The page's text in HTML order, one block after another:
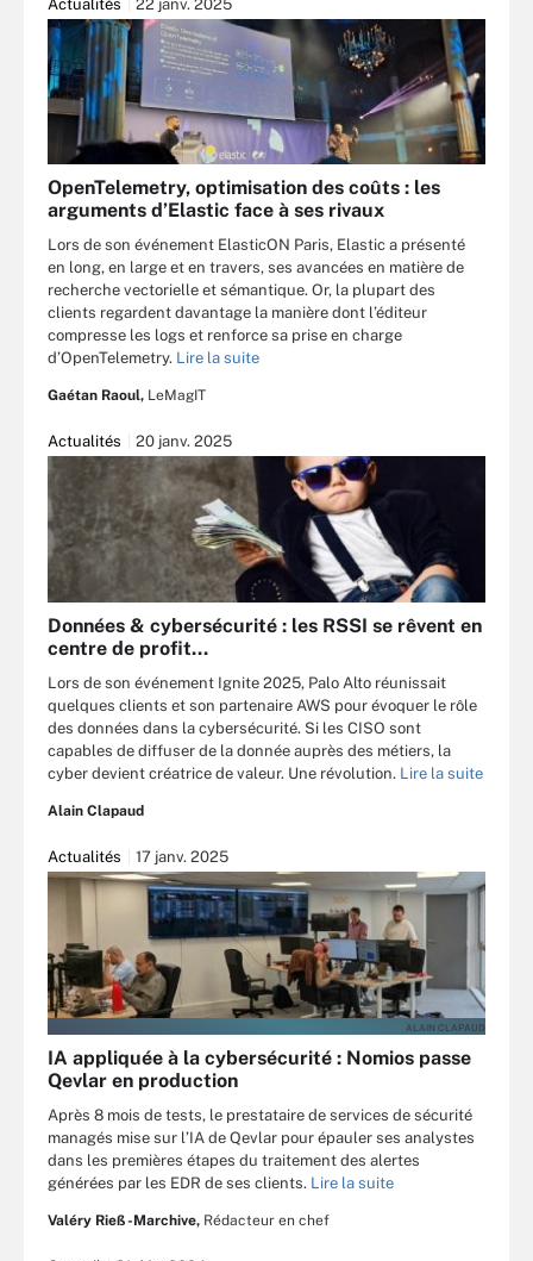
Actualités 22 janv. 2025
OpenTelemetry, optimisation des coûts : les
arguments d’Elastic face à ses rivaux
Lors de son événement ElasticON Paris, Elastic a présenté
en long, en large et en travers, ses avancées en matière de
recherche vectorielle et sémantique. Or, la plupart des
clients regardent davantage la manière dont l’éditeur
compresse les logs et renforce sa prise en charge
d’OpenTelemetry. Lire la suite
Gaétan Raoul, LeMagIT
Actualités 20 janv. 2025
Données & cybersécurité : les RSSI se rêvent en
centre de profit…
Lors de son événement Ignite 2025, Palo Alto réunissait
quelques clients et son partenaire AWS pour évoquer le rôle
des données dans la cybersécurité. Si les CISO sont
capables de diffuser de la donnée auprès des métiers, la
cyber devient créatrice de valeur. Une révolution. Lire la suite
Alain Clapaud
Actualités 17 janv. 2025
ALAIN CLAPAUD
IA appliquée à la cybersécurité : Nomios passe
Qevlar en production
Après 8 mois de tests, le prestataire de services de sécurité
managés mise sur l’IA de Qevlar pour épauler ses analystes
dans les premières étapes du traitement des alertes
générées par les EDR de ses clients. Lire la suite
Valéry Rieß-Marchive, Rédacteur en chef